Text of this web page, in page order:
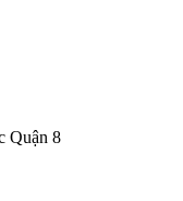
Quận 8